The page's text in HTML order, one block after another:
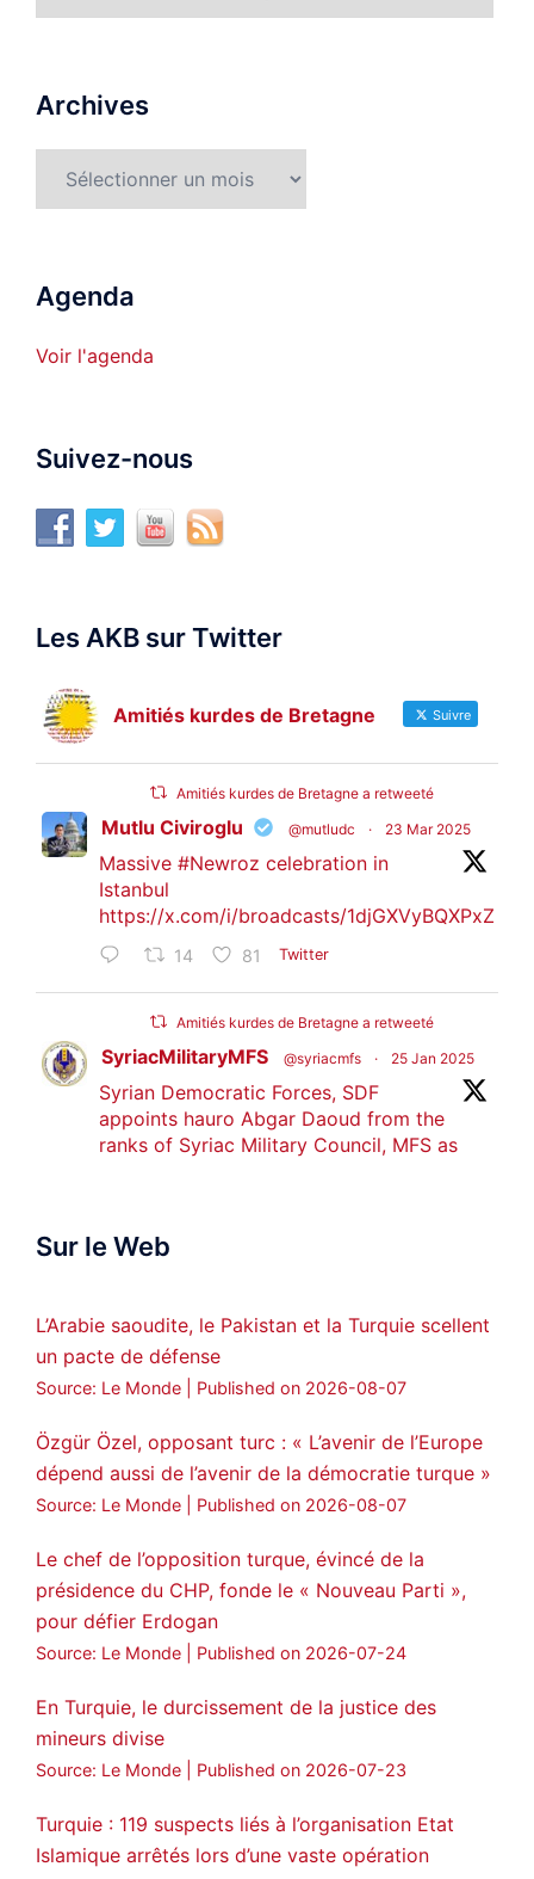
Archives
Agenda
Voir l'agenda
Suivez-nous
Les AKB sur Twitter
Amitiés kurdes de Bretagne Suivre
Amitiés kurdes de Bretagne a retweeté
Mutlu Civiroglu @mutludc · 23 Mar 2025
Massive #Newroz celebration in
Istanbul
https://x.com/i/broadcasts/1djGXVyBQXPxZ
14 81 Twitter
Amitiés kurdes de Bretagne a retweeté
SyriacMilitaryMFS @syriacmfs · 25 Jan 2025
Syrian Democratic Forces, SDF
appoints hauro Abgar Daoud from the
ranks of Syriac Military Council, MFS as
ܟܫܝܪܘܬܐ ܒܘܠܝܬܐ ܚܘܪܐ ܐܒܓܪ
Amitiés kurdes de Bretagne a retweeté
MedyaNews @medyanews_ · 24 Jan 2025
🔴DEM Party Imrali delegation made a
statement on Abdullah Öcalan meeting
#AbdullahÖcalan #PeaceProcess
🔗https://medyanews.rs/h4lwBwQ
3
Sur le Web
L’Arabie saoudite, le Pakistan et la Turquie scellent
un pacte de défense
Source: Le Monde Published on 2026-08-07
Özgür Özel, opposant turc : « L’avenir de l’Europe
dépend aussi de l’avenir de la démocratie turque »
Source: Le Monde Published on 2026-08-07
Le chef de l’opposition turque, évincé de la
présidence du CHP, fonde le « Nouveau Parti »,
pour défier Erdogan
Source: Le Monde Published on 2026-07-24
En Turquie, le durcissement de la justice des
mineurs divise
Source: Le Monde Published on 2026-07-23
Turquie : 119 suspects liés à l’organisation Etat
Islamique arrêtés lors d’une vaste opération